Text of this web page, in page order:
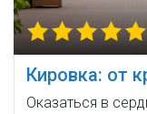
Кировка: от
Оказаться в